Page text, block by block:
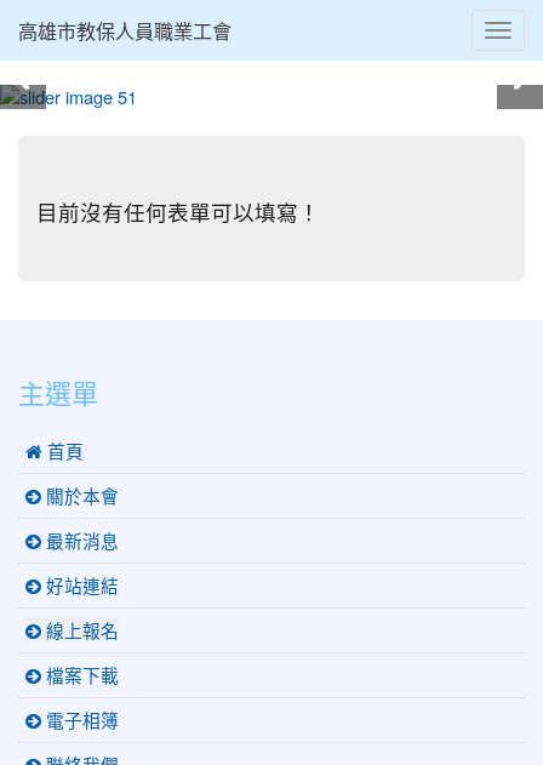
高雄市教保人員職業工會
目前沒有任何表單可以填寫！
主選單
首頁
關於本會
最新消息
好站連結
線上報名
檔案下載
電子相簿